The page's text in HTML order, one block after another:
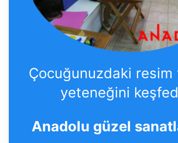
Çocuğunuzdaki resim
yeteneğini
Anadolu güzel